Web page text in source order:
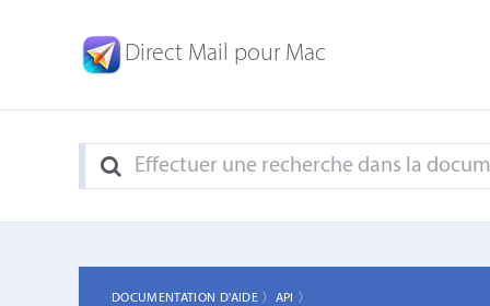
Direct Mail pour Mac
DOCUMENTATION D'AIDE 〉 API 〉